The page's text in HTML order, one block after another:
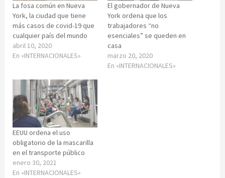
La fosa común en Nueva
York, la ciudad que tiene
más casos de covid-19 que
cualquier país del mundo
abril 10, 2020
En «INTERNACIONALES»
El gobernador de Nueva
York ordena que los
trabajadores “no
esenciales” se queden en
casa
marzo 20, 2020
En «INTERNACIONALES»
EEUU ordena el uso
obligatorio de la mascarilla
en el transporte público
enero 30, 2021
En «INTERNACIONALES»